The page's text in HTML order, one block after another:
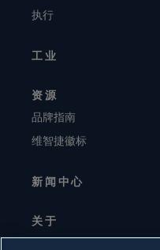
执行
工业
资源
品牌指南
维智捷徽标
新闻中心
关于
高层领导